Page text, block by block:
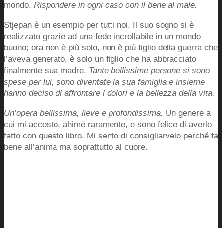
mondo. Rispondere in ogni caso con il bene al male.
Stjepan è un esempio per tutti noi. Il suo sogno si è
realizzato grazie ad una fede incrollabile in un mondo
buono; ora non è più solo, non è più figlio della guerra che
l’aveva generato, è solo un figlio che ha abbracciato
finalmente sua madre. Tante bellissime persone si sono
spese per lui, sono diventate la sua famiglia e insieme
hanno deciso di affrontare i dolori e la bellezza della vita.
Un’opera bellissima, lieve e profondissima. Un genere a
cui mi accosto, ahimè raramente, e sono felice di averlo
fatto con questo libro. Mi sento di consigliarvelo perché fa
bene all’anima ma soprattutto al cuore.